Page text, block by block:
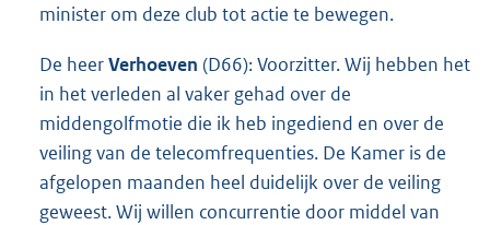
minister om deze club tot actie te bewegen.
De heerVerhoeven (D66): Voorzitter. Wij hebben het
in het verleden al vaker gehad over de
middengolfmotie die ik heb ingediend en over de
veiling van de telecomfrequenties. De Kamer is de
afgelopen maanden heel duidelijk over de veiling
geweest. Wij willen concurrentie door middel van